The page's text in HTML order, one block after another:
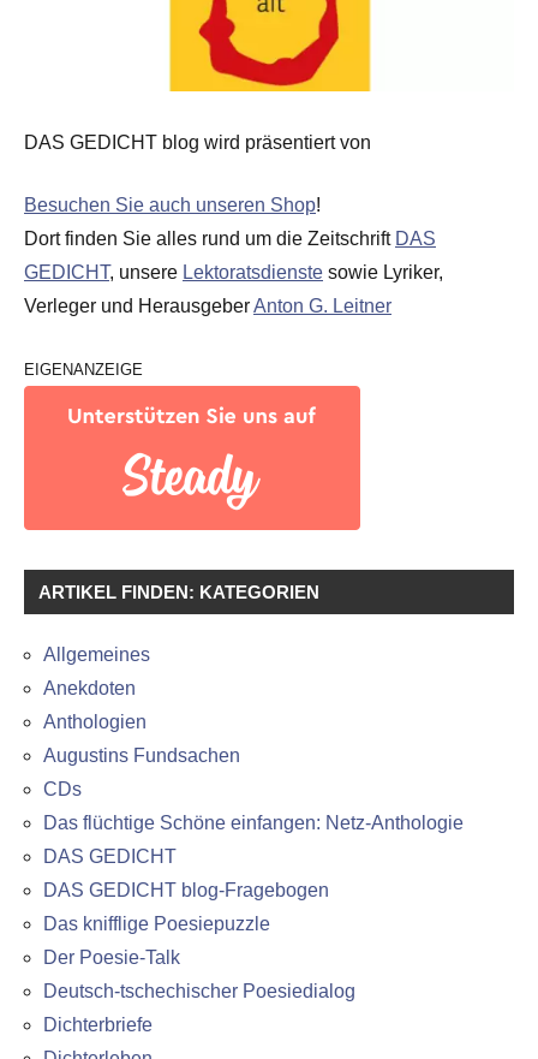
DAS GEDICHT blog wird präsentiert von
Besuchen Sie auch unseren Shop!
Dort finden Sie alles rund um die Zeitschrift DAS
GEDICHT, unsere Lektoratsdienste sowie Lyriker,
Verleger und HerausgeberAnton G. Leitner
EIGENANZEIGE
ARTIKEL FINDEN: KATEGORIEN
Allgemeines
Anekdoten
Anthologien
Augustins Fundsachen
CDs
Das flüchtige Schöne einfangen: Netz-Anthologie
DAS GEDICHT
DAS GEDICHT blog-Fragebogen
Das knifflige Poesiepuzzle
Der Poesie-Talk
Deutsch-tschechischer Poesiedialog
Dichterbriefe